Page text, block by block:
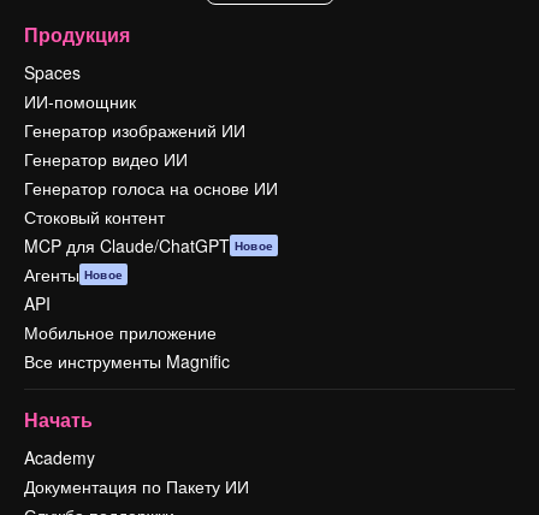
Продукция
Spaces
ИИ-помощник
Генератор изображений ИИ
Генератор видео ИИ
Генератор голоса на основе ИИ
Стоковый контент
MCP для Claude/ChatGPT Новое
Агенты Новое
API
Мобильное приложение
Все инструменты Magnific
Начать
Academy
Документация по Пакету ИИ